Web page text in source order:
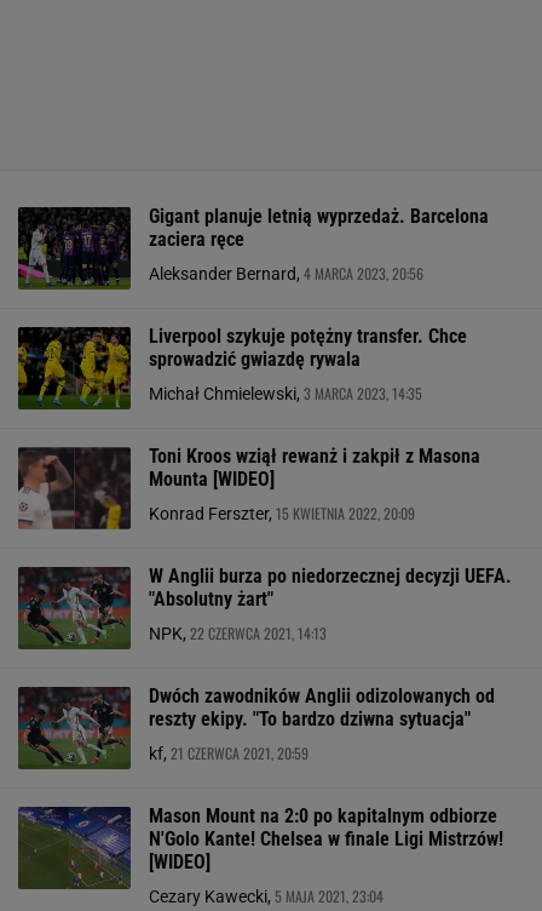
Gigant planuje letnią wyprzedaż. Barcelona
zaciera ręce
Aleksander Bernard, 4 MARCA 2023, 20:56
Liverpool szykuje potężny transfer. Chce
sprowadzić gwiazdę rywala
Michał Chmielewski, 3 MARCA 2023, 14:35
Toni Kroos wziął rewanż i zakpił z Masona
Mounta [WIDEO]
Konrad Ferszter, 15 KWIETNIA 2022, 20:09
W Anglii burza po niedorzecznej decyzji UEFA.
"Absolutny żart"
NPK, 22 CZERWCA 2021, 14:13
Dwóch zawodników Anglii odizolowanych od
reszty ekipy. "To bardzo dziwna sytuacja"
kf, 21 CZERWCA 2021, 20:59
Mason Mount na 2:0 po kapitalnym odbiorze
N'Golo Kante! Chelsea w finale Ligi Mistrzów!
[WIDEO]
Cezary Kawecki, 5 MAJA 2021, 23:04